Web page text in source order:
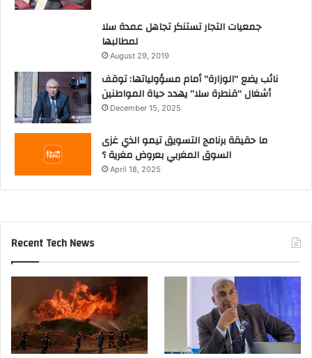
جمعيات التجار تستنكر تجاهل عمدة سلا
لمطالبها
August 29, 2019
نائب يضع “الوزارة” أمام مسؤولياتها: توقف
أشغال “قنطرة سلا” يهدد حياة المواطنين
December 15, 2025
ما حقيقة برنامج التسويق تيمو الذي غزى
السوق المغربي بعروض مغرية ؟
April 18, 2025
Recent Tech News